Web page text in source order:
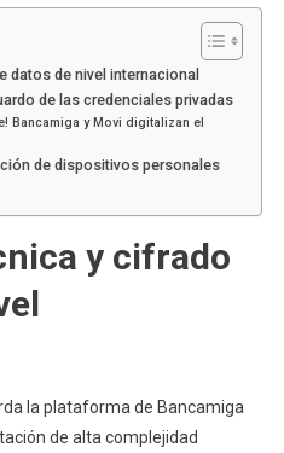
datos de nivel internacional
de las credenciales privadas
Bancamiga y Movi digitalizan el
de dispositivos personales
y cifrado
la plataforma de Bancamiga
de alta complejidad